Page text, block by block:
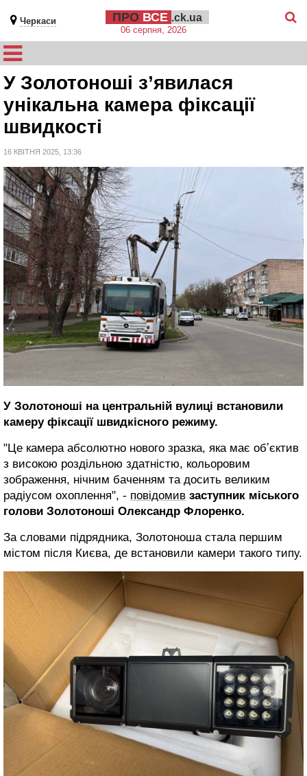
Черкаси ПРО ВСЕ .ck.ua
06 серпня, 2026
У Золотоноші зʼявилася
унікальна камера фіксації
швидкості
16 КВІТНЯ 2025, 13:36
У Золотоноші на центральній вулиці встановили
камеру фіксації швидкісного режиму.
"Це камера абсолютно нового зразка, яка має обʼєктив
з високою роздільною здатністю, кольоровим
зображення, нічним баченням та досить великим
радіусом охоплення", - повідомив заступник міського
голови Золотоноші Олександр Флоренко.
За словами підрядника, Золотоноша стала першим
містом після Києва, де встановили камери такого типу.